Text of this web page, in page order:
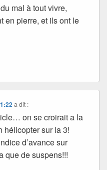
mal à tout vivre,
en pierre, et ils ont le
a dit :
on se croirait a la
hélicopter sur la 3!
d’avance sur
que de suspens!!!